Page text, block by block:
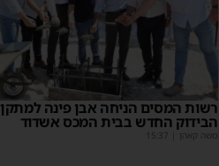
רשות המסים הניחה אבן פינה למתקן
הבידוק החדש בבית המכס אשדוד
משה קאהן 15:37